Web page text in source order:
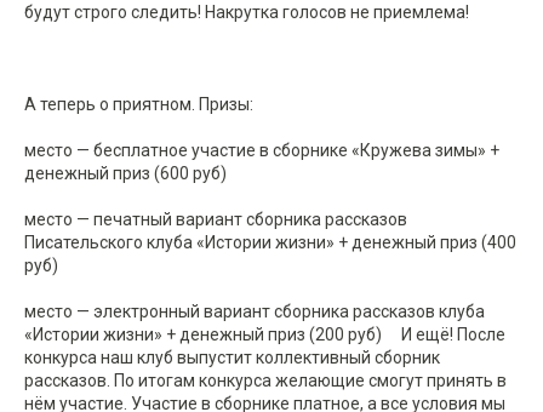
будут строго следить! Накрутка голосов не приемлема!
А теперь о приятном. Призы:
место — бесплатное участие в сборнике «Кружева зимы» +
денежный приз (600 руб)
место — печатный вариант сборника рассказов
Писательского клуба «Истории жизни» + денежный приз (400
руб)
место — электронный вариант сборника рассказов клуба
«Истории жизни» + денежный приз (200 руб) ⠀ И ещё! После
конкурса наш клуб выпустит коллективный сборник
рассказов. По итогам конкурса желающие смогут принять в
нём участие. Участие в сборнике платное, а все условия мы